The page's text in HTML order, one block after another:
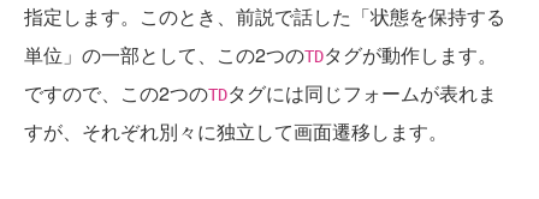
指定します。このとき、前説で話した「状態を保持する
単位」の一部として、この2つのTDタグが動作します。
ですので、この2つのTDタグには同じフォームが表れま
すが、それぞれ別々に独立して画面遷移します。